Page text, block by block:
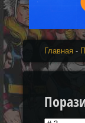
Главная -